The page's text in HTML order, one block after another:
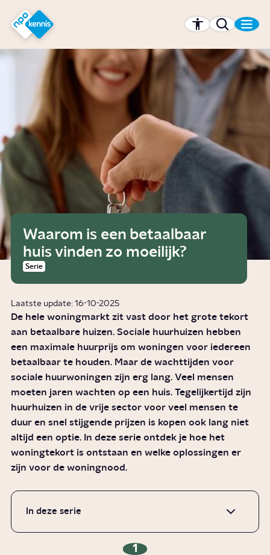
Hét kennisplatform van de NPO
Waarom is een betaalbaar
huis vinden zo moeilijk?
Serie
Laatste update: 16-10-2025
De hele woningmarkt zit vast door het grote tekort
aan betaalbare huizen. Sociale huurhuizen hebben
een maximale huurprijs om woningen voor iedereen
betaalbaar te houden. Maar de wachttijden voor
sociale huurwoningen zijn erg lang. Veel mensen
moeten jaren wachten op een huis. Tegelijkertijd zijn
huurhuizen in de vrije sector voor veel mensen te
duur en snel stijgende prijzen is kopen ook lang niet
altijd een optie. In deze serie ontdek je hoe het
woningtekort is ontstaan en welke oplossingen er
zijn voor de woningnood.
In deze serie
1